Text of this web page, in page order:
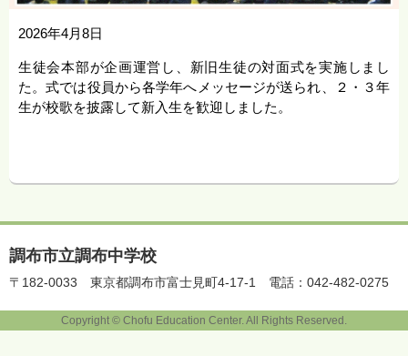
2026年4月8日
生徒会本部が企画運営し、新旧生徒の対面式を実施しまし
た。式では役員から各学年へメッセージが送られ、２・３年
生が校歌を披露して新入生を歓迎しました。
調布市立調布中学校
〒182-0033 東京都調布市富士見町4-17-1 電話：042-482-0275
Copyright © Chofu Education Center. All Rights Reserved.